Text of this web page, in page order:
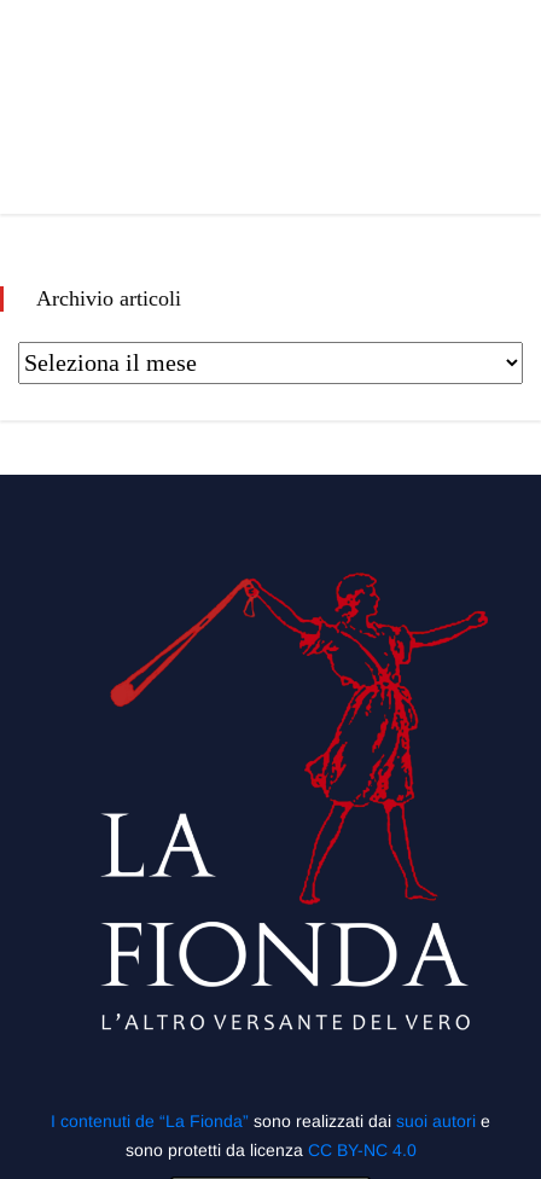
Archivio articoli
I contenuti de “La Fionda” sono realizzati dai suoi autori e
sono protetti da licenza CC BY-NC 4.0